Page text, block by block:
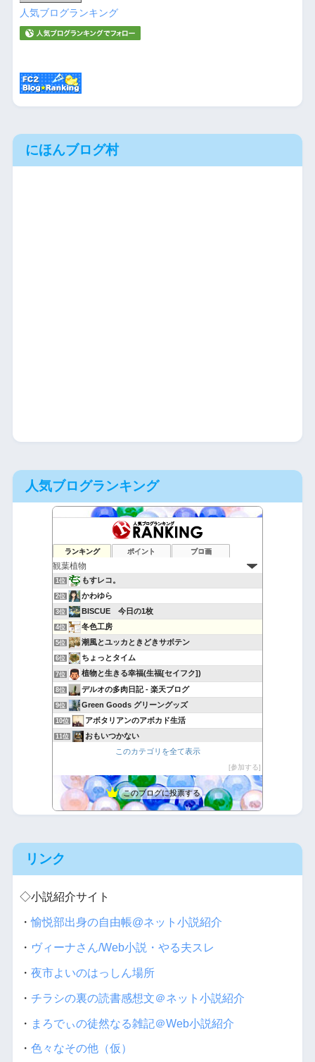
人気ブログランキング
にほんブログ村
人気ブログランキング
ランキング ポイント ブロ画
1位 もすレコ。
2位 かわゆら
3位 BISCUE 今日の1枚
4位 冬色工房
5位 潮風とユッカときどきサボテン
6位 ちょっとタイム
7位 植物と生きる幸福(生福[セイフク])
8位 デルオの多肉日記 - 楽天ブログ
9位 Green Goods グリーングッズ
10位 アボタリアンのアボカド生活
11位 おもいつかない
Yubisakino Jyunin
〜ほのぼのおうち時間〜手芸・園芸ライフ
14位 月にサボテン
15位 引きこもりセレブの毎日遺書
このカテゴリを全て表示
参加する
このブログに投票する
リンク
◇小説紹介サイト
・愉悦部出身の自由帳@ネット小説紹介
・ ヴィーナさん/Web小説・やる夫スレ
・ 夜市よいのはっしん場所
・ チラシの裏の読書感想文＠ネット小説紹介
・ まろでぃの徒然なる雑記＠Web小説紹介
・ 色々なその他（仮）